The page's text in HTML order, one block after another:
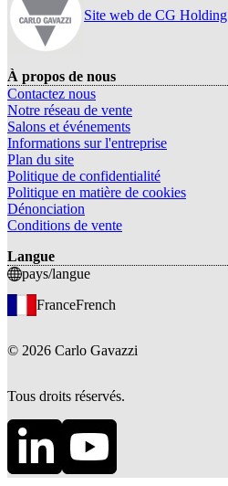
Site web de CG Holding
À propos de nous
Contactez nous
Notre réseau de vente
Salons et événements
Informations sur l'entreprise
Plan du site
Politique de confidentialité
Politique en matière de cookies
Dénonciation
Conditions de vente
Langue
pays/langue
FranceFrench
© 2026 Carlo Gavazzi
Tous droits réservés.